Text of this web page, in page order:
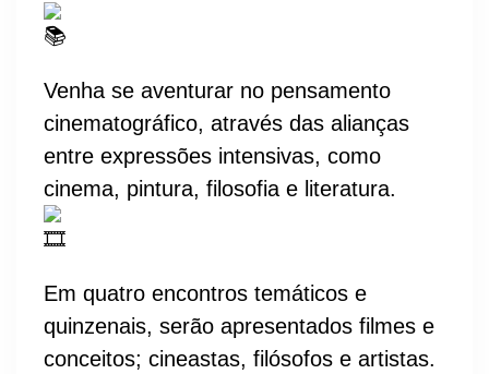
Venha se aventurar no pensamento
cinematográfico, através das alianças
entre expressões intensivas, como
cinema, pintura, filosofia e literatura.
Em quatro encontros temáticos e
quinzenais, serão apresentados filmes e
conceitos; cineastas, filósofos e artistas.